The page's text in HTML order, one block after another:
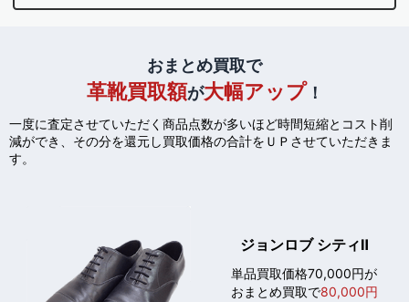
おまとめ買取で
革靴買取額が大幅アップ！
一度に査定させていただく商品点数が多いほど時間短縮とコスト削
減ができ、 その分を還元し買取価格の合計をＵＰさせていただきま
す。
ジョンロブ シティⅡ
単品買取価格70,000円が
おまとめ買取で80,000円